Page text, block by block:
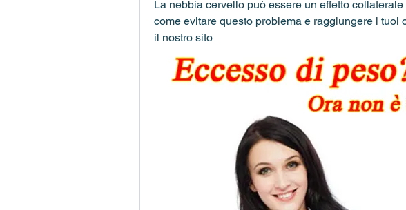
La nebbia cervello può essere un effetto
come evitare questo problema e raggiungere i tuoi
il nostro sito